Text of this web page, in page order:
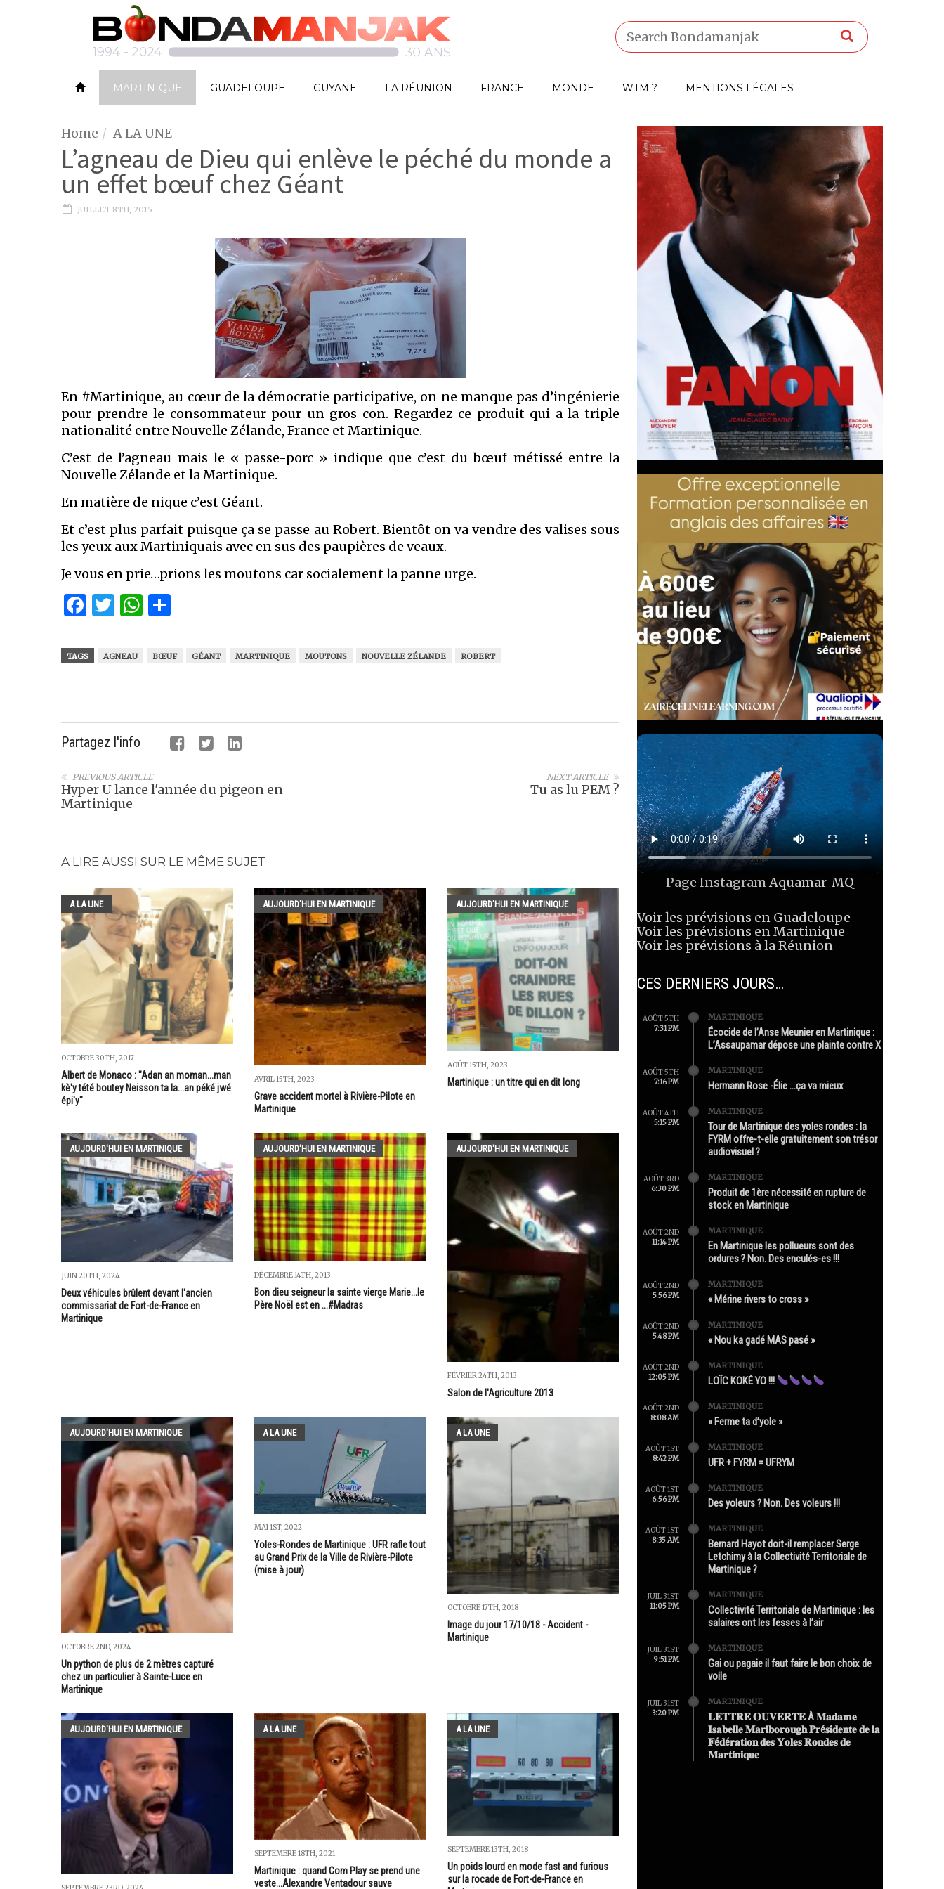
MARTINIQUE GUADELOUPE GUYANE LA RÉUNION FRANCE MONDE WTM ? MENTIONS LÉGALES
Home A LA UNE
L’agneau de Dieu qui enlève le péché du monde a
un effet bœuf chez Géant
JUILLET 8TH, 2015
En #Martinique, au cœur de la démocratie participative, on ne manque pas d’ingénierie
pour prendre le consommateur pour un gros con. Regardez ce produit qui a la triple
nationalité entre Nouvelle Zélande, France et Martinique.
C’est de l’agneau mais le « passe-porc » indique que c’est du bœuf métissé entre la
Nouvelle Zélande et la Martinique.
En matière de nique c’est Géant.
Et c’est plus parfait puisque ça se passe au Robert. Bientôt on va vendre des valises sous
les yeux aux Martiniquais avec en sus des paupières de veaux.
Je vous en prie…prions les moutons car socialement la panne urge.
Facebook
Twitter
WhatsApp
TAGS AGNEAU BŒUF GÉANT MARTINIQUE MOUTONS NOUVELLE ZÉLANDE ROBERT
Partagez l'info
NEXT ARTICLE
Tu as lu PEM ?
PREVIOUS ARTICLE
Hyper U lance l'année du pigeon en
Martinique
A LIRE AUSSI SUR LE MÊME SUJET
A LA UNE
OCTOBRE 30TH, 2017
Albert de Monaco : "Adan an moman...man
kè'y tété boutey Neisson ta la...an péké jwé
épi'y"
AUJOURD'HUI EN MARTINIQUE
AVRIL 15TH, 2023
Grave accident mortel à Rivière-Pilote en
Martinique
AUJOURD'HUI EN MARTINIQUE
AOÛT 15TH, 2023
Martinique : un titre qui en dit long
AUJOURD'HUI EN MARTINIQUE
JUIN 20TH, 2024
Deux véhicules brûlent devant l'ancien
commissariat de Fort-de-France en
Martinique
AUJOURD'HUI EN MARTINIQUE
DÉCEMBRE 14TH, 2013
Bon dieu seigneur la sainte vierge Marie...le
Père Noël est en ...#Madras
AUJOURD'HUI EN MARTINIQUE
FÉVRIER 24TH, 2013
Salon de l'Agriculture 2013
AUJOURD'HUI EN MARTINIQUE
OCTOBRE 2ND, 2024
Un python de plus de 2 mètres capturé
chez un particulier à Sainte-Luce en
Martinique
A LA UNE
MAI 1ST, 2022
Yoles-Rondes de Martinique : UFR rafle tout
au Grand Prix de la Ville de Rivière-Pilote
(mise à jour)
A LA UNE
OCTOBRE 17TH, 2018
Image du jour 17/10/18 - Accident -
Martinique
AUJOURD'HUI EN MARTINIQUE A LA UNE
SEPTEMBRE 18TH, 2021
Martinique : quand Com Play se prend une
veste...Alexandre Ventadour sauve
A LA UNE
SEPTEMBRE 13TH, 2018
Un poids lourd en mode fast and furious
sur la rocade de Fort-de-France en
Page InstagramAquamar_MQ
Voir les prévisions en Guadeloupe
Voir les prévisions en Martinique
Voir les prévisions à la Réunion
CES DERNIERS JOURS…
AOÛT 5TH
7:31 PM
MARTINIQUE
Écocide de l’Anse Meunier en Martinique :
L’Assaupamar dépose une plainte contre X
AOÛT 5TH
7:16 PM
MARTINIQUE
Hermann Rose -Élie …ça va mieux
AOÛT 4TH
5:15 PM
MARTINIQUE
Tour de Martinique des yoles rondes : la
FYRM offre-t-elle gratuitement son trésor
audiovisuel ?
AOÛT 3RD
6:30 PM
MARTINIQUE
Produit de 1ère nécessité en rupture de
stock en Martinique
AOÛT 2ND
11:14 PM
MARTINIQUE
En Martinique les pollueurs sont des
ordures ? Non. Des enculés-es !!!
AOÛT 2ND
5:56 PM
MARTINIQUE
« Mérine rivers to cross »
AOÛT 2ND
5:48 PM
MARTINIQUE
« Nou ka gadé MAS pasé »
AOÛT 2ND
12:05 PM
MARTINIQUE
LOÏC KOKÉ YO !!!
AOÛT 2ND
8:08 AM
MARTINIQUE
« Ferme ta d’yole »
AOÛT 1ST
8:42 PM
MARTINIQUE
UFR + FYRM = UFRYM
AOÛT 1ST
6:56 PM
MARTINIQUE
Des yoleurs ? Non. Des voleurs !!!
AOÛT 1ST
8:35 AM
MARTINIQUE
Bernard Hayot doit-il remplacer Serge
Letchimy à la Collectivité Territoriale de
Martinique ?
JUIL 31ST
11:05 PM
MARTINIQUE
Collectivité Territoriale de Martinique : les
salaires ont les fesses à l’air
JUIL 31ST
9:51 PM
MARTINIQUE
Gai ou pagaie il faut faire le bon choix de
voile
JUIL 31ST
3:20 PM
MARTINIQUE
𝐋𝐄𝐓𝐓𝐑𝐄 𝐎𝐔𝐕𝐄𝐑𝐓𝐄 À 𝐌𝐚𝐝𝐚𝐦𝐞
𝐈𝐬𝐚𝐛𝐞𝐥𝐥𝐞 𝐌𝐚𝐫𝐥𝐛𝐨𝐫𝐨𝐮𝐠𝐡 𝐏𝐫é𝐬𝐢𝐝𝐞𝐧𝐭𝐞 𝐝𝐞 𝐥𝐚
𝐅é𝐝é𝐫𝐚𝐭𝐢𝐨𝐧 𝐝𝐞𝐬 𝐘𝐨𝐥𝐞𝐬 𝐑𝐨𝐧𝐝𝐞𝐬 𝐝𝐞
𝐌𝐚𝐫𝐭𝐢𝐧𝐢𝐪𝐮𝐞